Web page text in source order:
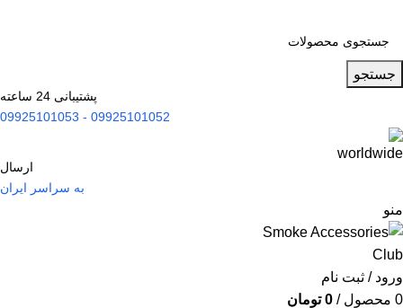
جستجو
پشتیبانی 24 ساعته
09925101052 - 09925101053
ارسال
به سراسر ایران
منو
ورود / ثبت نام
0 محصول /
0 تومان